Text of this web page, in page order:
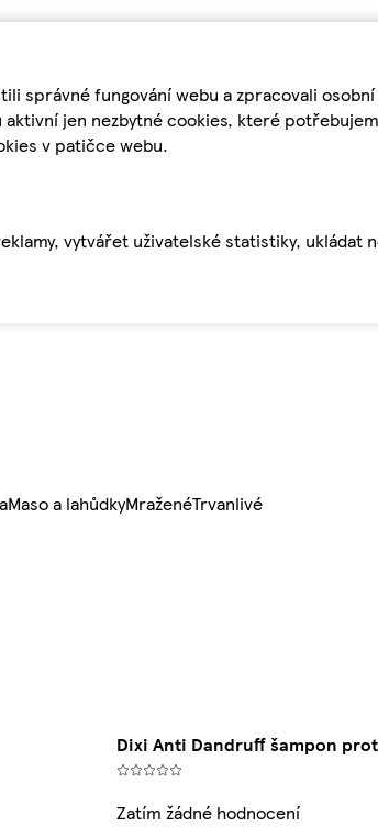
správné fungování webu a zpracovali
jen nezbytné cookies, které
v patičce webu.
vytvářet uživatelské statistiky,
Maso a lahůdkyMraženéTrvanlivé
Dixi Anti Dandruff šampon
Zatím žádné hodnocení